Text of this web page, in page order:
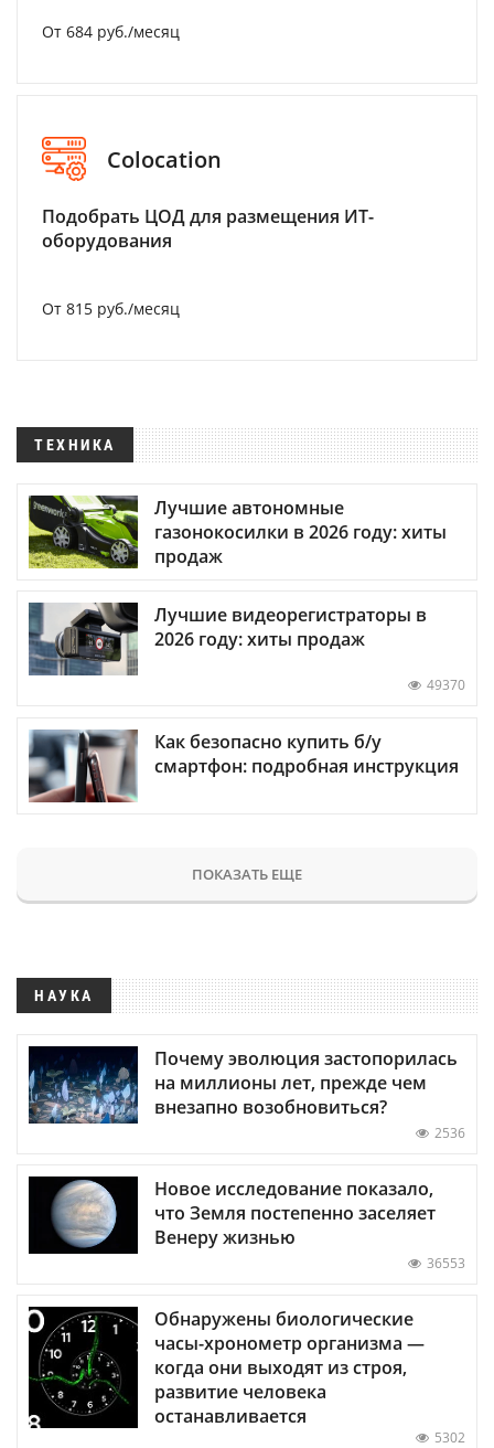
От 684 руб./месяц
Colocation
Подобрать ЦОД для размещения ИТ-
оборудования
От 815 руб./месяц
ТЕХНИКА
Лучшие автономные
газонокосилки в 2026 году: хиты
продаж
Лучшие видеорегистраторы в
2026 году: хиты продаж
49370
Как безопасно купить б/у
смартфон: подробная инструкция
ПОКАЗАТЬ ЕЩЕ
НАУКА
Почему эволюция застопорилась
на миллионы лет, прежде чем
внезапно возобновиться?
2536
Новое исследование показало,
что Земля постепенно заселяет
Венеру жизнью
36553
Обнаружены биологические
часы-хронометр организма —
когда они выходят из строя,
развитие человека
останавливается
5302